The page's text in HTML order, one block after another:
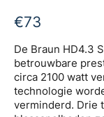
€73
De Braun HD4.3
betrouwbare
circa 2100 watt
technologie
verminderd. Drie